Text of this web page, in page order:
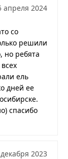
апреля 2024
со
решили
но ребята
ель
дней ее
спасибо
2023